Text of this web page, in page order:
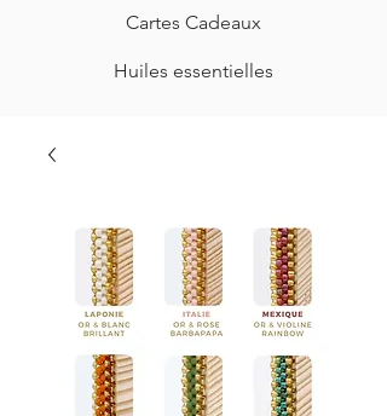
Cartes Cadeaux
Huiles essentielles